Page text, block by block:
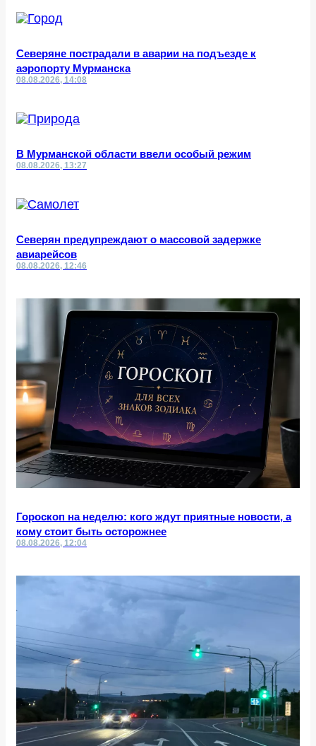
Северяне пострадали в аварии на подъезде к
аэропорту Мурманска
08.08.2026, 14:08
В Мурманской области ввели особый режим
08.08.2026, 13:27
Северян предупреждают о массовой задержке
авиарейсов
08.08.2026, 12:46
Гороскоп на неделю: кого ждут приятные новости, а
кому стоит быть осторожнее
08.08.2026, 12:04